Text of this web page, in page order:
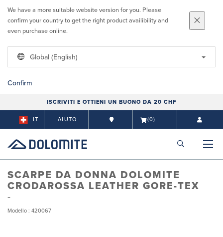
We have a more suitable website version for you. Please
confirm your country to get the right product availibility and
even purchase online.
Global (English)
Confirm
ISCRIVITI E OTTIENI UN BUONO DA 20 CHF
IT AIUTO (0)
SCARPE DA DONNA DOLOMITE
CRODAROSSA LEATHER GORE-TEX
Modello : 420067